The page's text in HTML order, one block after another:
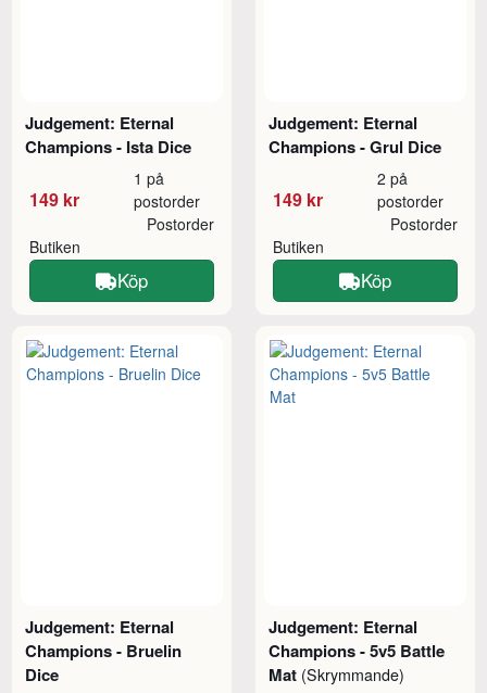
Judgement: Eternal
Champions - Ista Dice
149 kr
1 på
postorder
Butiken
Postorder
Köp
Judgement: Eternal
Champions - Grul Dice
149 kr
2 på
postorder
Butiken
Postorder
Köp
Judgement: Eternal
Champions - Bruelin
Dice
Judgement: Eternal
Champions - 5v5 Battle
Mat (Skrymmande)